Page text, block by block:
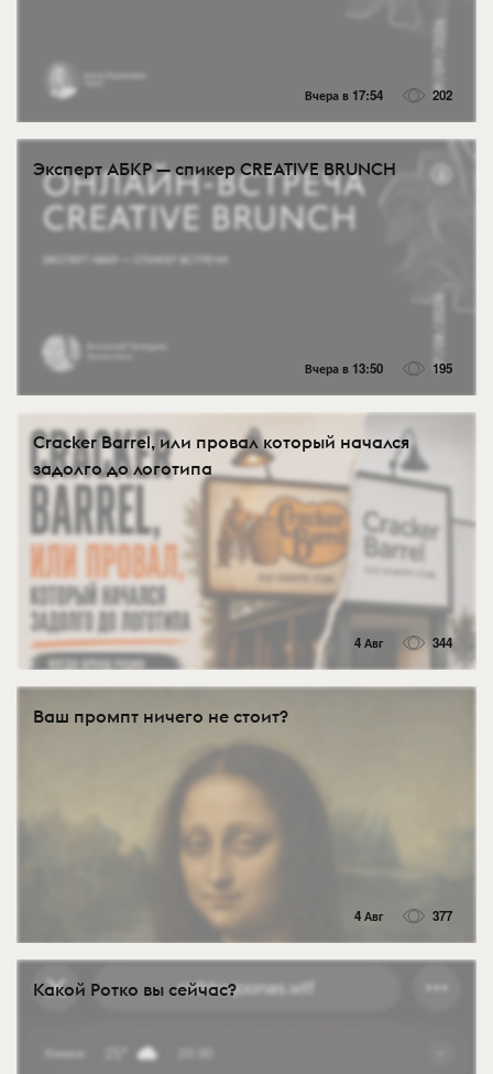
Вчера в 17:54 202
Эксперт АБКР — спикер CREATIVE BRUNCH
Вчера в 13:50 195
Cracker Barrel, или провал который начался
задолго до логотипа
4 Авг 344
Ваш промпт ничего не стоит?
4 Авг 377
Какой Ротко вы сейчас?